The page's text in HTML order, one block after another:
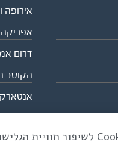
אירופה
אפריקה
דרום
הקוטב
03-6879090 | פקס 03-6879099 |